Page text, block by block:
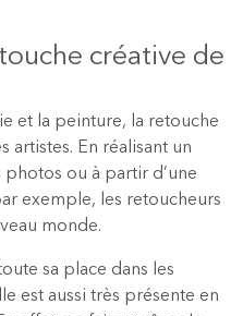
créative de
et la peinture, la retouche
artistes. En réalisant un
ou à partir d’une
exemple, les retoucheurs
monde.
sa place dans les
est aussi très présente en